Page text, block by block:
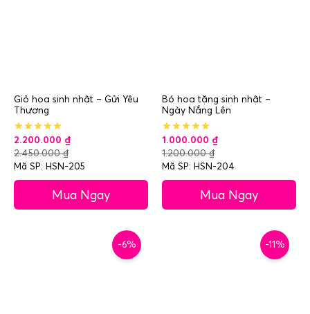
Giỏ hoa sinh nhật – Gửi Yêu
Thương
2.200.000 ₫
2.450.000₫
Mã SP: HSN-205
Mua Ngay
Bó hoa tặng sinh nhật –
Ngày Nắng Lên
1.000.000 ₫
1.200.000₫
Mã SP: HSN-204
Mua Ngay
-6% -11%